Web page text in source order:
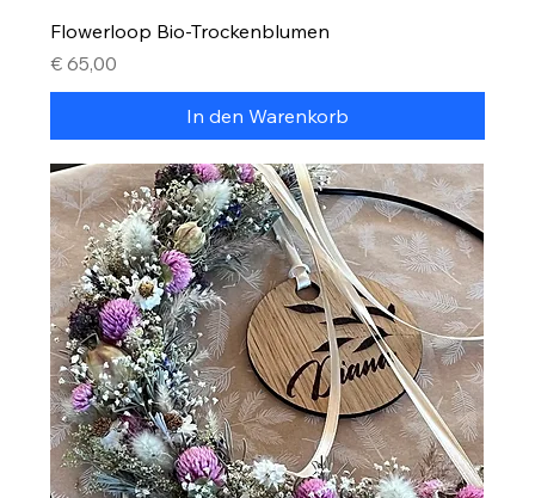
Flowerloop Bio-Trockenblumen
Preis
€ 65,00
In den Warenkorb